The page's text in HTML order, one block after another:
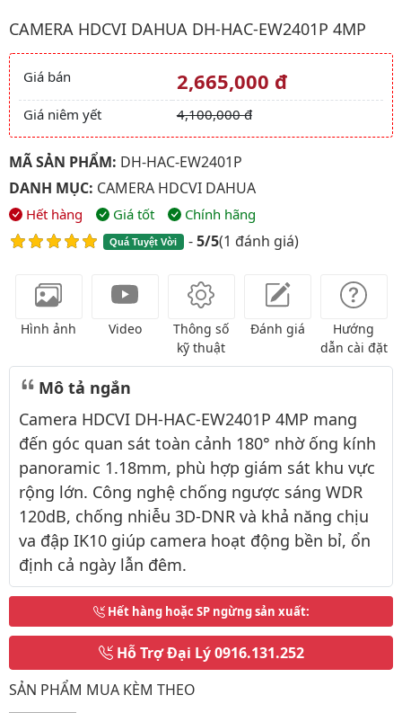
CAMERA HDCVI DAHUA DH-HAC-EW2401P 4MP
Giá và khuyến mãi
Giá bán 2,665,000 đ
Giá niêm yết 4,100,000 đ
MÃ SẢN PHẨM: DH-HAC-EW2401P
DANH MỤC: CAMERA HDCVI DAHUA
Hết hàng Giá tốt Chính hãng
Quá Tuyệt Vời -5/5(1 đánh giá)
Hình ảnh Video
Thông số
kỹ thuật
Đánh giá
Hướng
dẫn cài đặt
Mô tả ngắn
Camera HDCVI DH-HAC-EW2401P 4MP mang
đến góc quan sát toàn cảnh 180° nhờ ống kính
panoramic 1.18mm, phù hợp giám sát khu vực
rộng lớn. Công nghệ chống ngược sáng WDR
120dB, chống nhiễu 3D-DNR và khả năng chịu
va đập IK10 giúp camera hoạt động bền bỉ, ổn
định cả ngày lẫn đêm.
Hết hàng hoặc SP ngừng sản xuất:
Hỗ Trợ Đại Lý0916.131.252
SẢN PHẨM MUA KÈM THEO